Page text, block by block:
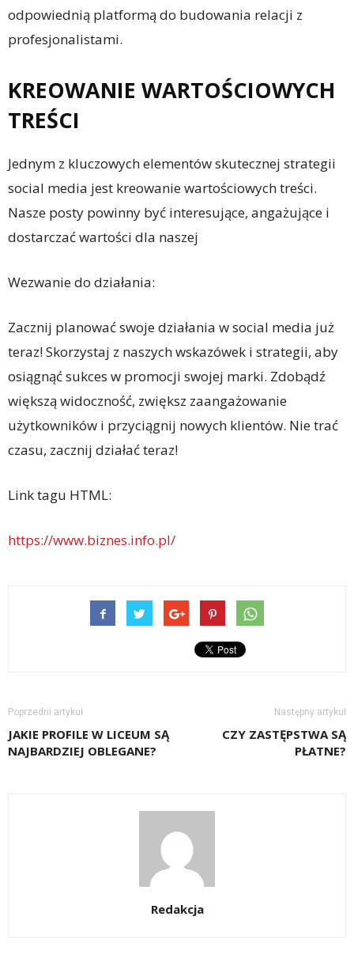
odpowiednią platformą do budowania relacji z
profesjonalistami.
KREOWANIE WARTOŚCIOWYCH
TREŚCI
Jednym z kluczowych elementów skutecznej strategii
social media jest kreowanie wartościowych treści.
Nasze posty powinny być interesujące, angażujące i
dostarczać wartości dla naszej
Wezwanie do działania:
Zacznij planować swoje działania w social media już
teraz! Skorzystaj z naszych wskazówek i strategii, aby
osiągnąć sukces w promocji swojej marki. Zdobądź
większą widoczność, zwiększ zaangażowanie
użytkowników i przyciągnij nowych klientów. Nie trać
czasu, zacznij działać teraz!
Link tagu HTML:
https://www.biznes.info.pl/
Poprzedni artykuł
JAKIE PROFILE W LICEUM SĄ
NAJBARDZIEJ OBLEGANE?
Następny artykuł
CZY ZASTĘPSTWA SĄ
PŁATNE?
Redakcja